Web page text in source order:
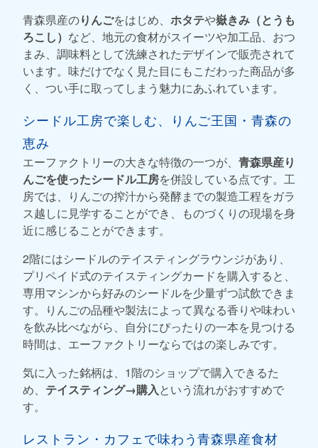
青森県産のりんごをはじめ、 ホタテや嶽きみ（とうも
ろこし） など、地元の食材がスイーツや加工品、おつ
まみ、調味料として洗練されたデザインで販売されて
います。味だけでなく見た目にもこだわった商品が多
く、つい手に取ってしまう魅力にあふれています。
シードル工房で楽しむ、りんご王国・青森の
恵み
エーファクトリーの大きな特徴の一つが、 青森県産り
んごを使ったシードル工房を併設している点です。工
房では、りんごの搾汁から発酵までの製造工程をガラ
ス越しに見学することができ、ものづくりの現場を身
近に感じることができます。
2階にはシードルのテイスティングラウンジがあり、
プリペイド式のテイスティングカードを購入すると、
専用マシンから好みのシードルを少量ずつ試飲できま
す。りんごの品種や製法によって異なる香りや味わい
を飲み比べながら、自分にぴったりの一本を見つける
時間は、エーファクトリーならではの楽しみです。
気に入った銘柄は、1階のショップで購入できるた
め、 テイスティング→購入という流れがおすすめで
す。
レストラン・カフェで味わう青森県産食材